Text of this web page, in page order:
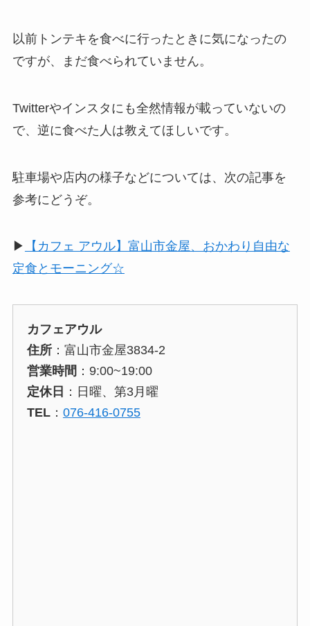
以前トンテキを食べに行ったときに気になったの
ですが、まだ食べられていません。
Twitterやインスタにも全然情報が載っていないの
で、逆に食べた人は教えてほしいです。
駐車場や店内の様子などについては、次の記事を
参考にどうぞ。
▶︎
【カフェ アウル】富山市金屋、おかわり自由な
定食とモーニング☆
カフェアウル
住所：富山市金屋3834-2
営業時間 ：9:00~19:00
定休日 ：日曜、第3月曜
TEL： 076-416-0755